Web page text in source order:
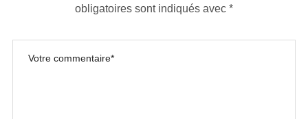
obligatoires sont indiqués avec *